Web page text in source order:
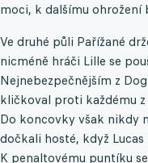
moci, k dalšímu ohrožení
Ve druhé půli Pařížané
nicméně hráči Lille se
Nejnebezpečnějším z
kličkoval proti každému
Do koncovky však nikdy
dočkali hosté, když
K penaltovému puntíku